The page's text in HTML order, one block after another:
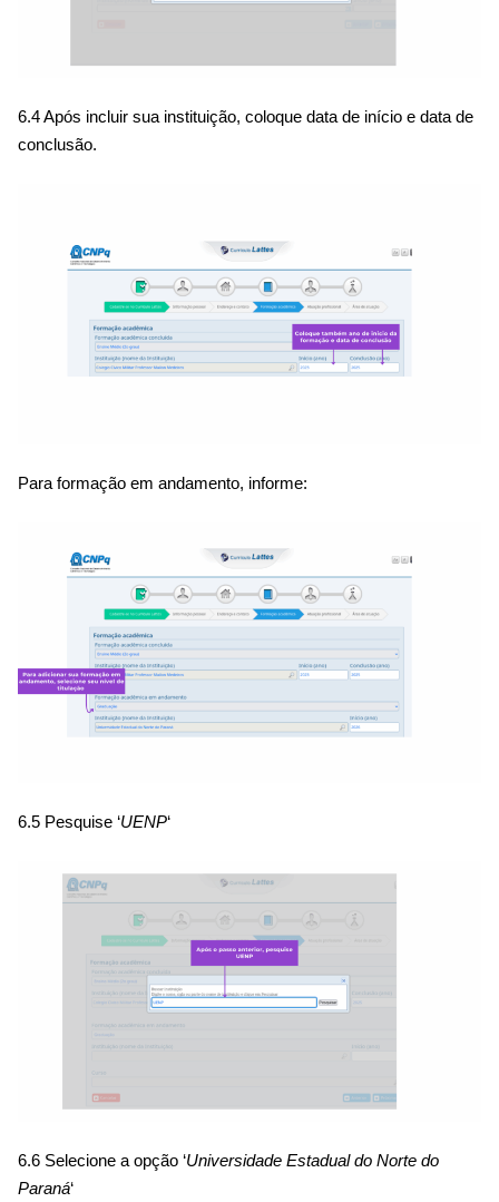
6.4 Após incluir sua instituição, coloque data de início e data de
conclusão.
Para formação em andamento, informe:
6.5 Pesquise ‘UENP‘
6.6 Selecione a opção ‘Universidade Estadual do Norte do
Paraná‘